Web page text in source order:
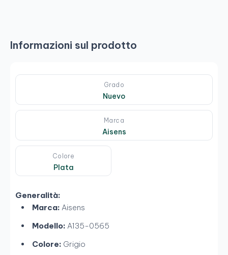
Informazioni sul prodotto
Grado
Nuevo
Marca
Aisens
Colore
Plata
Generalità:
Marca: Aisens
Modello: A135-0565
Colore: Grigio